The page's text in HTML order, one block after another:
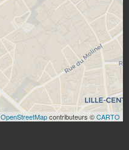
OpenStreetMapcontributeurs ©CARTO